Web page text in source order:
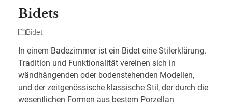
Bidets
Bidet
In einem Badezimmer ist ein Bidet eine Stilerklärung.
Tradition und Funktionalität vereinen sich in
wändhängenden oder bodenstehenden Modellen,
und der zeitgenössische klassische Stil, der durch die
wesentlichen Formen aus bestem Porzellan